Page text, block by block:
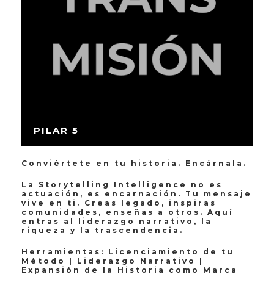
PILAR 5
Conviértete en tu historia. Encárnala.
La Storytelling Intelligence no es
actuación, es encarnación. Tu mensaje
vive en ti. Creas legado, inspiras
comunidades, enseñas a otros. Aquí
entras al liderazgo narrativo, la
riqueza y la trascendencia.
Herramientas: Licenciamiento de tu
Método | Liderazgo Narrativo |
Expansión de la Historia como Marca